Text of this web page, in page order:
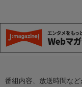
番組内容、放送時間な